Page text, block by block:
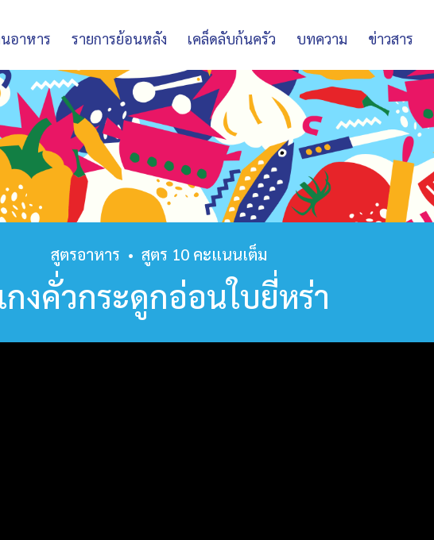
อาหาร รายการย้อนหลัง เคล็ดลับก้นครัว บทความ ข่าวสาร
สูตรอาหาร • สูตร 10 คะแนนเต็ม
กงคั่วกระดูกอ่อนใบยี่หร่า